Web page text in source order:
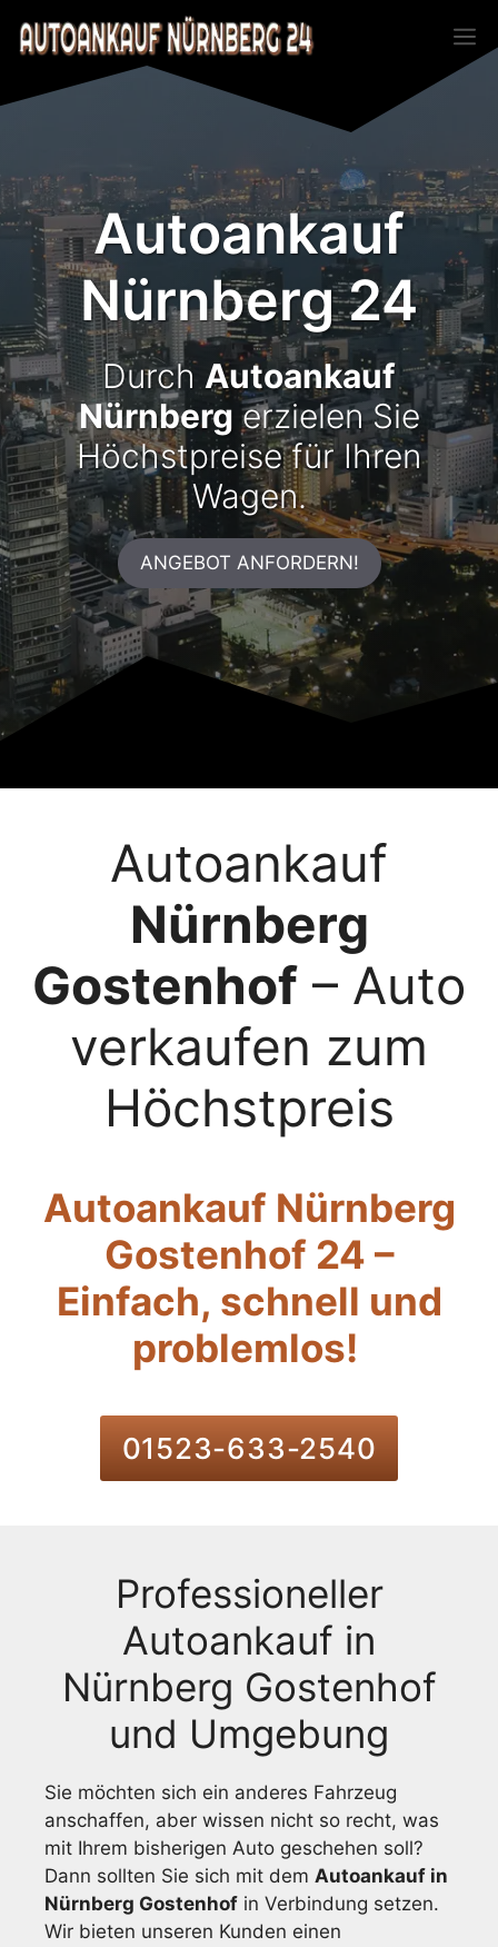
Inhalt
Autoankauf
Nürnberg 24
DurchAutoankauf
Nürnberg erzielen Sie
Höchstpreise für Ihren
Wagen.
ANGEBOT ANFORDERN!
Autoankauf
Nürnberg
Gostenhof – Auto
verkaufen zum
Höchstpreis
Autoankauf Nürnberg
Gostenhof 24 –
Einfach, schnell und
problemlos!
01523-633-2540
Professioneller
Autoankauf in
Nürnberg Gostenhof
und Umgebung
Sie möchten sich ein anderes Fahrzeug
anschaffen, aber wissen nicht so recht, was
mit Ihrem bisherigen Auto geschehen soll?
Dann sollten Sie sich mit dem Autoankauf in
Nürnberg Gostenhof in Verbindung setzen.
Wir bieten unseren Kunden einen